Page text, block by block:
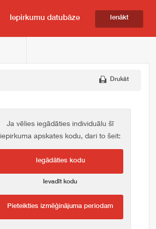
Iepirkumu datubāze Ienākt
Drukāt
Ja vēlies iegādāties individuālu šī
iepirkuma apskates kodu, dari to šeit:
Iegādāties kodu
Ievadīt kodu
Pieteikties izmēģinājuma periodam